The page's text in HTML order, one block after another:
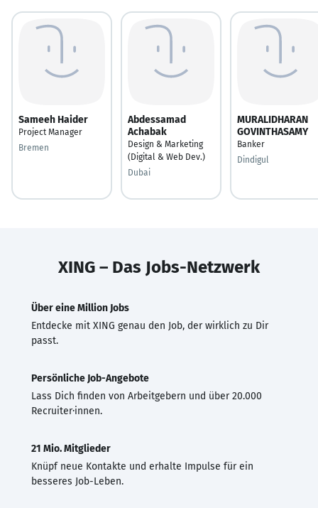
Sameeh Haider
Project Manager
Bremen
Abdessamad
Achabak
Design & Marketing
(Digital & Web Dev.)
Dubai
MURALIDHARAN
GOVINTHASAMY
Banker
Dindigul
XING – Das Jobs-Netzwerk
Über eine Million Jobs
Entdecke mit XING genau den Job, der wirklich zu Dir
passt.
Persönliche Job-Angebote
Lass Dich finden von Arbeitgebern und über 20.000
Recruiter·innen.
21 Mio. Mitglieder
Knüpf neue Kontakte und erhalte Impulse für ein
besseres Job-Leben.